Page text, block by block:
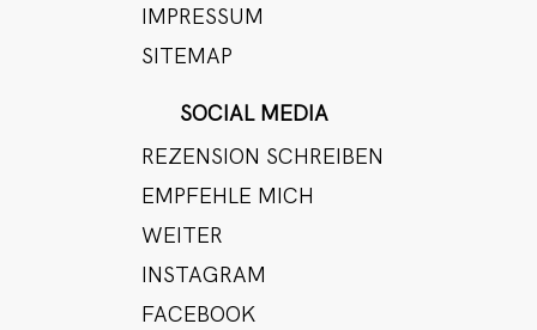
SOCIAL MEDIA
REZENSION SCHREIBEN
EMPFEHLE MICH
WEITER
INSTAGRAM
FACEBOOK
IMPRESSUM
SITEMAP